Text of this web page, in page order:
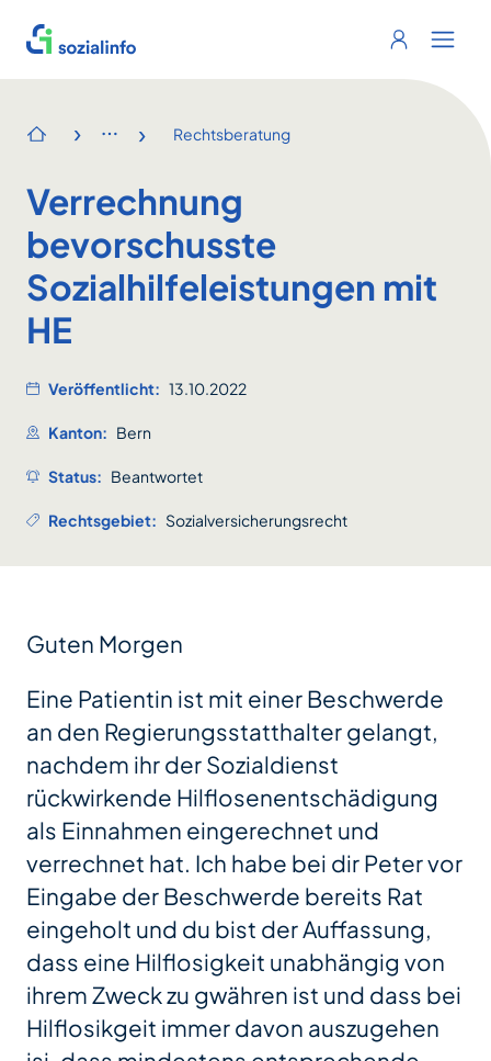
Sozialinfo
Login
Startseite
› › Rechtsberatung
Verrechnung
bevorschusste
Sozialhilfeleistungen mit
HE
Veröffentlicht: 13.10.2022
Kanton: Bern
Status: Beantwortet
Rechtsgebiet: Sozialversicherungsrecht
Guten Morgen
Eine Patientin ist mit einer Beschwerde
an den Regierungsstatthalter gelangt,
nachdem ihr der Sozialdienst
rückwirkende Hilflosenentschädigung
als Einnahmen eingerechnet und
verrechnet hat. Ich habe bei dir Peter vor
Eingabe der Beschwerde bereits Rat
eingeholt und du bist der Auffassung,
dass eine Hilflosigkeit unabhängig von
ihrem Zweck zu gwähren ist und dass bei
Hilflosikgeit immer davon auszugehen